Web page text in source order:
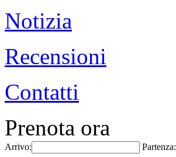
Notizia
Recensioni
Contatti
Prenota ora
Arrivo: Partenza: